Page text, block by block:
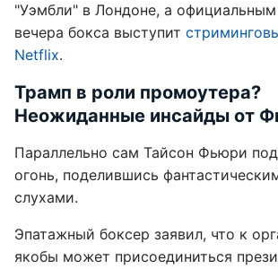
"Уэмбли" в Лондоне, а
вечера бокса выступит
Netflix.
Трамп в роли промоутера?
Неожиданные инсайды от
Параллельно сам Тайсон Фьюри
огонь, поделившись
слухами.
Эпатажный боксер заявил, что к
якобы может присоединиться